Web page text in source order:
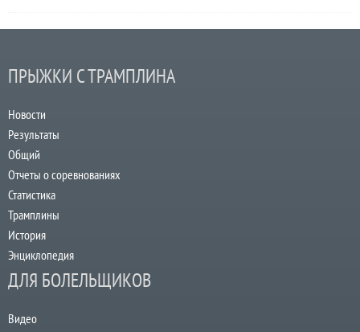
ПРЫЖКИ С ТРАМПЛИНА
Новости
Результаты
Общий
Отчеты о соревнованиях
Статистика
Трамплины
История
Энциклопедия
ДЛЯ БОЛЕЛЬЩИКОВ
Видео